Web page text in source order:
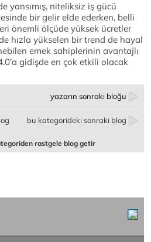
yansımış, niteliksiz iş gücü
bir gelir elde ederken, belli
önemli ölçüde yüksek ücretler
hızla yükselen bir trend de hayal
emek sahiplerinin avantajlı
gidişde en çok etkili olacak
yazarın sonraki bloğu
bu kategorideki sonraki blog
rastgele blog getir